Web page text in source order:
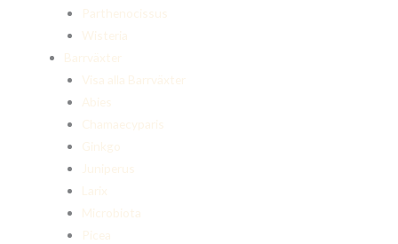
Parthenocissus
Wisteria
Barrväxter
Visa alla Barrväxter
Abies
Chamaecyparis
Ginkgo
Juniperus
Larix
Microbiota
Picea